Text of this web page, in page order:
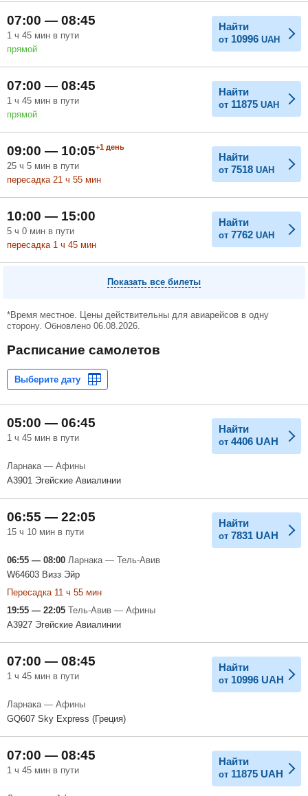
07:00 — 08:45
1 ч 45 мин в пути
прямой
Найти
от 10996 UAH
07:00 — 08:45
1 ч 45 мин в пути
прямой
Найти
от 11875 UAH
09:00 — 10:05+1 день
25 ч 5 мин в пути
пересадка 21 ч 55 мин
Найти
от 7518 UAH
10:00 — 15:00
5 ч 0 мин в пути
пересадка 1 ч 45 мин
Найти
от 7762 UAH
Показать все билеты
*Время местное. Цены действительны для авиарейсов в одну
сторону. Обновлено 06.08.2026.
Расписание самолетов
05:00 — 06:45
1 ч 45 мин в пути
Найти
от 4406 UAH
Ларнака — Афины
A3901 Эгейские Авиалинии
06:55 — 22:05
15 ч 10 мин в пути
Найти
от 7831 UAH
06:55 — 08:00 Ларнака — Тель-Авив
W64603 Визз Эйр
Пересадка 11 ч 55 мин
19:55 — 22:05 Тель-Авив — Афины
A3927 Эгейские Авиалинии
07:00 — 08:45
1 ч 45 мин в пути
Найти
от 10996 UAH
Ларнака — Афины
GQ607 Sky Express (Греция)
07:00 — 08:45
1 ч 45 мин в пути
Найти
от 11875 UAH